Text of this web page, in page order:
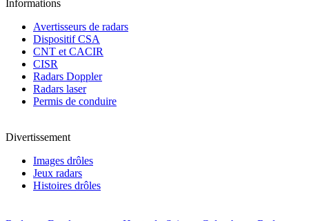
Informations
Avertisseurs de radars
Dispositif CSA
CNT et CACIR
CISR
Radars Doppler
Radars laser
Permis de conduire
Divertissement
Images drôles
Jeux radars
Histoires drôles